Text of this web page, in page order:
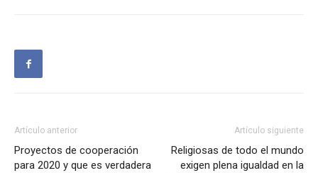
Artículo anterior
Proyectos de cooperación
para 2020 y que es verdadera
Artículo siguiente
Religiosas de todo el mundo
exigen plena igualdad en la